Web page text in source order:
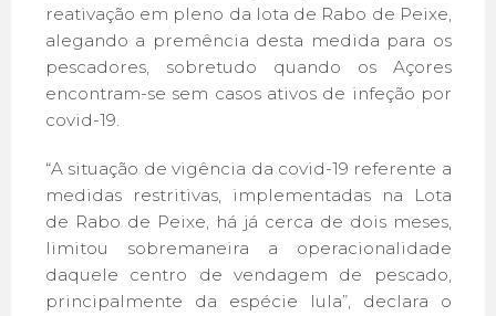
reativação em pleno da lota de Rabo de Peixe,
alegando a premência desta medida para os
pescadores, sobretudo quando os Açores
encontram-se sem casos ativos de infeção por
covid-19.
“A situação de vigência da covid-19 referente a
medidas restritivas, implementadas na Lota
de Rabo de Peixe, há já cerca de dois meses,
limitou sobremaneira a operacionalidade
daquele centro de vendagem de pescado,
principalmente da espécie lula”, declara o